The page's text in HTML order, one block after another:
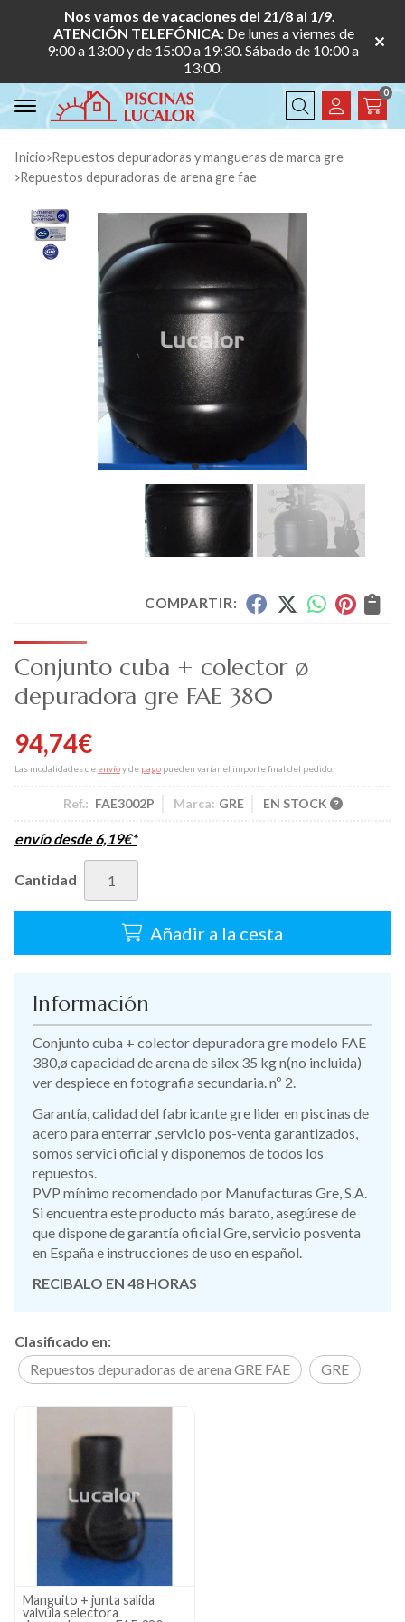
Nos vamos de vacaciones del 21/8 al 1/9.
ATENCIÓN TELEFÓNICA: De lunes a viernes de
9:00 a 13:00 y de 15:00 a 19:30. Sábado de 10:00 a
13:00.
Buscar
0
Inicio
repuestos depuradoras y mangueras de marca gre
repuestos depuradoras de arena gre fae
COMPARTIR:
Conjunto cuba + colector ø
depuradora gre FAE 380
94,74€
Las modalidades de envíoy de pago pueden variar el importe final del pedido.
Ref.: FAE3002P Marca: GRE EN STOCK
envío desde6,19€*
Cantidad
Añadir a la cesta
Información
Conjunto cuba + colector depuradora gre modelo FAE
380,ø capacidad de arena de silex 35 kg n(no incluida)
ver despiece en fotografia secundaria. nº 2.
Garantía, calidad del fabricante gre lider en piscinas de
acero para enterrar ,servicio pos-venta garantizados,
somos servici oficial y disponemos de todos los
repuestos.
PVP mínimo recomendado por Manufacturas Gre, S.A.
Si encuentra este producto más barato, asegúrese de
que dispone de garantía oficial Gre, servicio posventa
en España e instrucciones de uso en español.
RECIBALO EN 48 HORAS
Clasificado en:
Repuestos depuradoras de arena GRE FAE
GRE
Manguito + junta salida
valvúla selectora